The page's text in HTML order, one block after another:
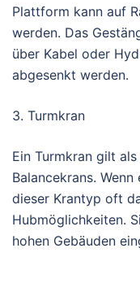
Plattform kann auf
werden. Das
über Kabel oder
abgesenkt werden.
3. Turmkran
Ein Turmkran gilt
Balancekrans.
dieser Krantyp oft
Hubmöglichkeiten.
hohen Gebäuden